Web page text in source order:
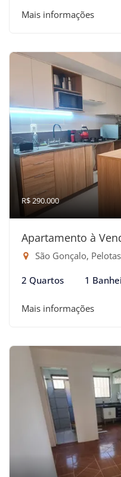
Mais informações
R$ 290.000
Apartamento à
São Gonçalo,
2 Quartos 1
Mais informações